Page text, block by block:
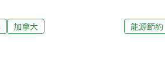
北端。 加拿大自然署
的鳥類、生物多樣性
這表示數百萬隻候鳥
加拿大
態系統，
人次關燈
灣一般
能源節約